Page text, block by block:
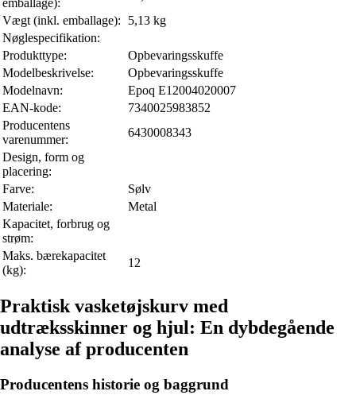
emballage):
Vægt (inkl. emballage):
5,13 kg
Nøglespecifikation:
Produkttype:
Opbevaringsskuffe
Modelbeskrivelse:
Opbevaringsskuffe
Modelnavn:
Epoq E12004020007
EAN-kode:
7340025983852
Producentens
varenummer:
6430008343
Design, form og
placering:
Farve:
Sølv
Materiale:
Metal
Kapacitet, forbrug og
strøm:
Maks. bærekapacitet
(kg):
12
Praktisk vasketøjskurv med
udtræksskinner og hjul: En dybdegående
analyse af producenten
Producentens historie og baggrund